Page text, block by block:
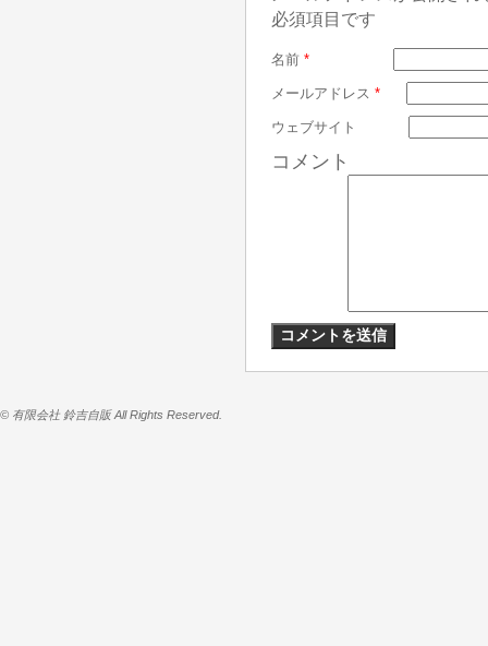
必須項目です
名前 *
メールアドレス *
ウェブサイト
コメント
© 有限会社 鈴吉自販 All Rights Reserved.